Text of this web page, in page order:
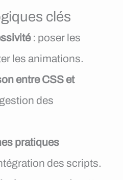
clés
: poser les
les animations.
entre CSS et
des
pratiques
des scripts.